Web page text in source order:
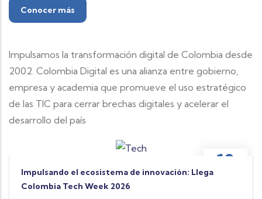
Conocer más
Impulsamos la transformación digital de Colombia desde
2002. Colombia Digital es una alianza entre gobierno,
empresa y academia que promueve el uso estratégico
de las TIC para cerrar brechas digitales y acelerar el
desarrollo del país
10
AUGUST
Impulsando el ecosistema de innovación: Llega
Colombia Tech Week 2026